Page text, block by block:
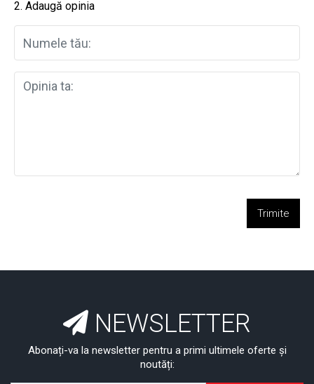
2. Adaugă opinia
Trimite
NEWSLETTER
Abonați-va la newsletter pentru a primi ultimele oferte și
noutăți: